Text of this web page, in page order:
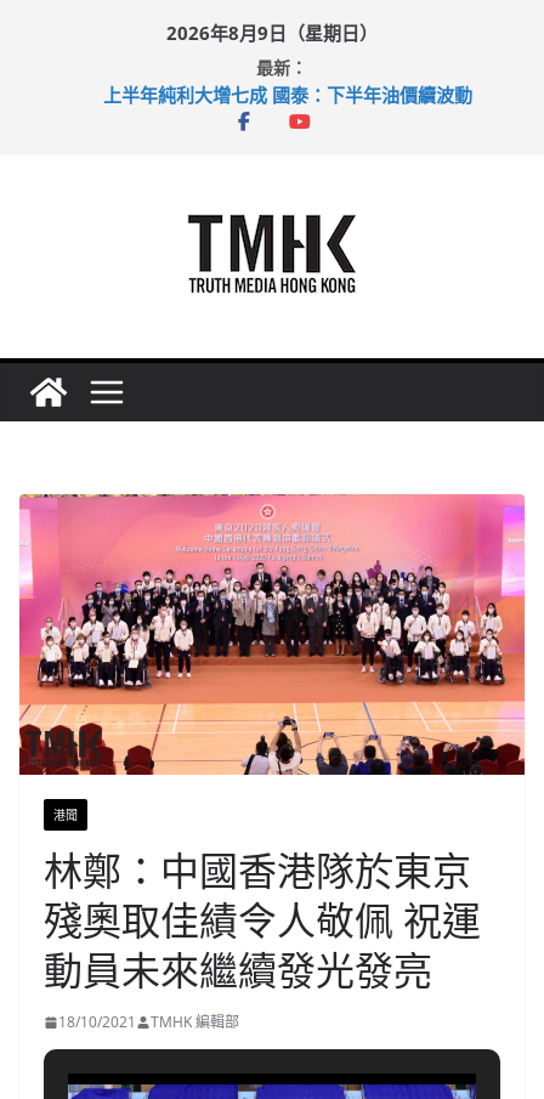
2026年8月9日（星期日）
最新：
上半年純利大增七成 國泰：下半年油價續波動
拜仁熱身賽挫維拉 啟德主場館奪錦標
港聞
林鄭：中國香港隊於東京
殘奧取佳績令人敬佩 祝運
動員未來繼續發光發亮
18/10/2021 TMHK 編輯部